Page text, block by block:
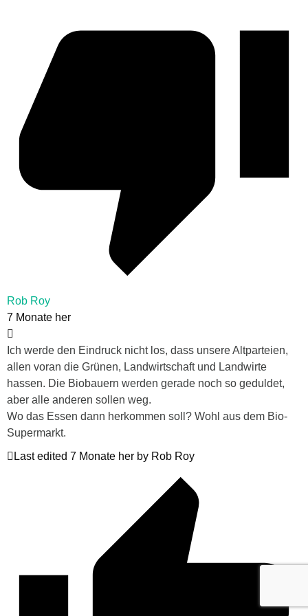
Rob Roy
7 Monate her
Ich werde den Eindruck nicht los, dass unsere Altparteien,
allen voran die Grünen, Landwirtschaft und Landwirte
hassen. Die Biobauern werden gerade noch so geduldet,
aber alle anderen sollen weg.
Wo das Essen dann herkommen soll? Wohl aus dem Bio-
Supermarkt.
Last edited 7 Monate her by Rob Roy